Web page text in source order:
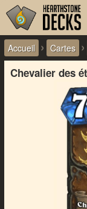
Accueil › Cartes ›
Chevalier des